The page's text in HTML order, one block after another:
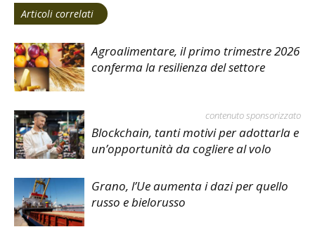
Articoli correlati
Agroalimentare, il primo trimestre 2026
conferma la resilienza del settore
contenuto sponsorizzato
Blockchain, tanti motivi per adottarla e
un’opportunità da cogliere al volo
Grano, l’Ue aumenta i dazi per quello
russo e bielorusso